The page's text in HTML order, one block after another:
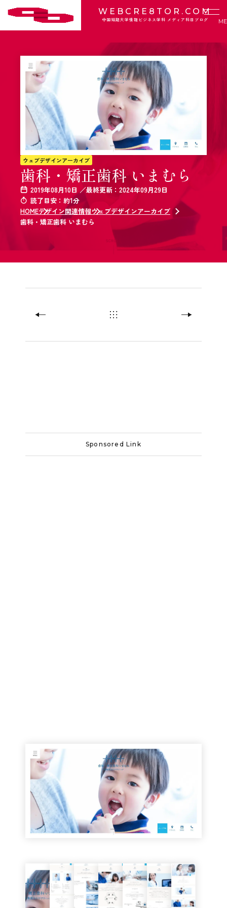
WEBCRE8TOR.COM
中国短期大学情報ビジネス学科 メディア科目ブログ
ウェブデザインアーカイブ
歯科・矯正歯科 いまむら
2019年08月10日 ／最終更新：2024年09月29日
読了目安：約1分
HOMEデザイン関連情報ウェブデザインアーカイブ
歯科・矯正歯科 いまむら
Sponsored Link